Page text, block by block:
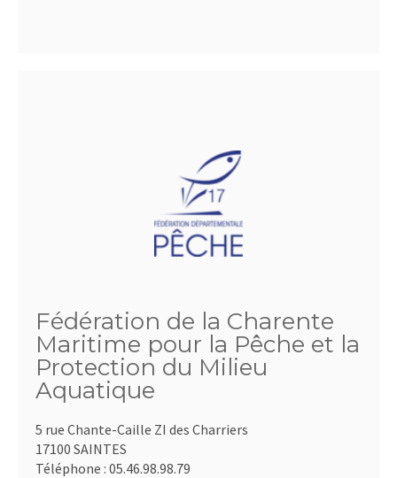
Fédération de la Charente
Maritime pour la Pêche et la
Protection du Milieu
Aquatique
5 rue Chante-Caille ZI des Charriers
17100 SAINTES
Téléphone : 05.46.98.98.79